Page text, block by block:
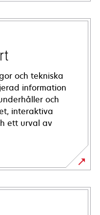
och tekniska
information
och
interaktiva
ett urval av